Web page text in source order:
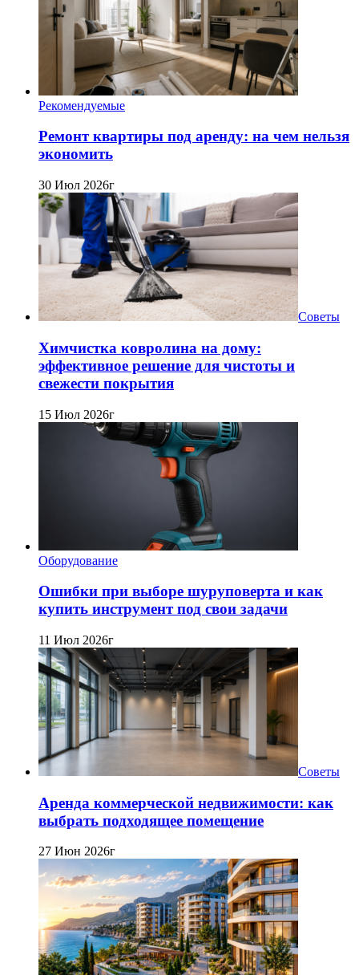
Рекомендуемые
Ремонт квартиры под аренду: на чем нельзя
экономить
30 Июл 2026г
Советы
Химчистка ковролина на дому:
эффективное решение для чистоты и
свежести покрытия
15 Июл 2026г
Оборудование
Ошибки при выборе шуруповерта и как
купить инструмент под свои задачи
11 Июл 2026г
Советы
Аренда коммерческой недвижимости: как
выбрать подходящее помещение
27 Июн 2026г